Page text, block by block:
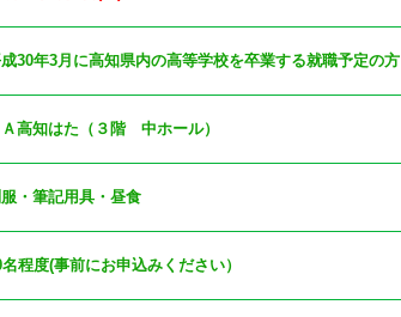
30年3月に高知県内の高等学校を卒業する就職予定の方
Ａ高知はた（３階 中ホール）
・筆記用具・昼食
程度(事前にお申込みください）